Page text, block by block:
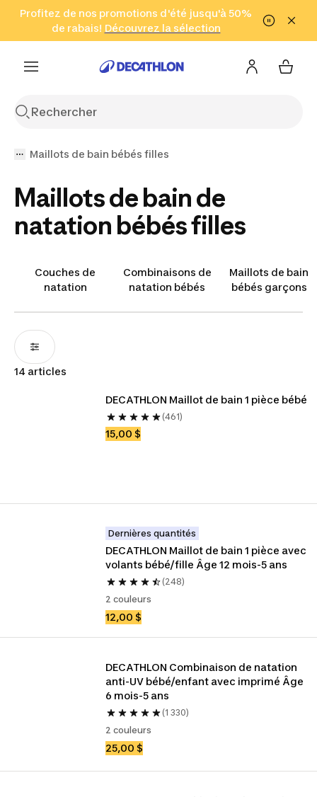
Aller à la recherche Aller au contenu Aller au pied de
Profitez de nos promotions d'été jusqu'à 50%
de rabais! Découvrez la sélection
Cliquez ici
en seulement 2 h!
(Zones sélectionnées)
Maillots de bain bébés filles
Maillots de bain de
natation bébés filles
Couches de
natation
Combinaisons de
natation bébés
Maillots de bain
bébés garçons
14 articles
DECATHLON Maillot de bain 1 pièce bébé
(461)
15,00 $
Dernières quantités
DECATHLON Maillot de bain 1 pièce avec
volants bébé/fille Âge 12 mois-5 ans
(248)
2 couleurs
12,00 $
DECATHLON Combinaison de natation
anti-UV bébé/enfant avec imprimé Âge
6 mois-5 ans
(1 330)
2 couleurs
25,00 $